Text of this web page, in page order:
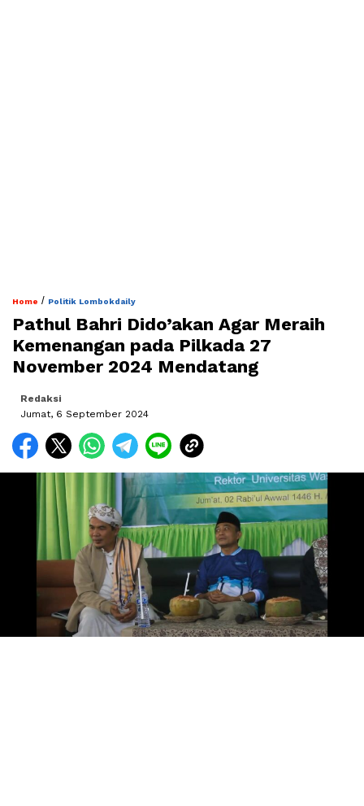
Home / Politik Lombokdaily
Pathul Bahri Dido’akan Agar Meraih
Kemenangan pada Pilkada 27
November 2024 Mendatang
Redaksi
Jumat, 6 September 2024